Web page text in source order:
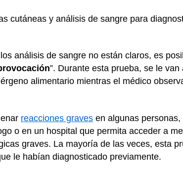
cutáneas y análisis de sangre para
análisis de sangre no están claros, es
”. Durante esta prueba, se le van
alimentario mientras el médico
reacciones graves en algunas
o en un hospital que permita acceder a
graves. La mayoría de las veces, esta
le habían diagnosticado previamente.